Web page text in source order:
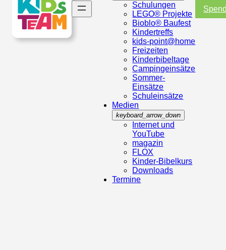
Schulungen
LEGO® Projekte
Bioblo® Baufest
Kindertreffs
kids-point@home
Freizeiten
Kinderbibeltage
Campingeinsätze
Sommer-
Einsätze
Schuleinsätze
Medien
keyboard_arrow_down
Internet und
YouTube
magazin
FLOX
Kinder-Bibelkurs
Downloads
Termine